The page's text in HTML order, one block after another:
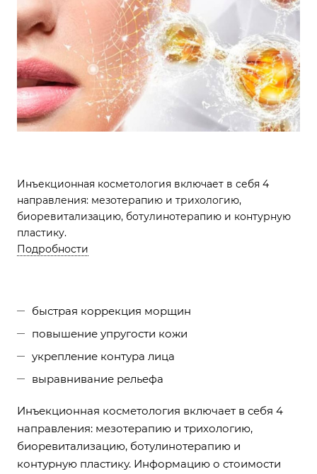
Инъекционная косметология включает в себя 4
направления: мезотерапию и трихологию,
биоревитализацию, ботулинотерапию и контурную
пластику.
Подробности
быстрая коррекция морщин
повышение упругости кожи
укрепление контура лица
выравнивание рельефа
Инъекционная косметология включает в себя 4
направления: мезотерапию и трихологию,
биоревитализацию, ботулинотерапию и
контурную пластику. Информацию о стоимости